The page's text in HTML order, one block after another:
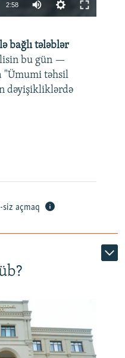
480p
2:58
360p
480p
720p
bağlı tələblər
bu gün —
"Ümumi təhsil
dəyişikliklərdə
siz açmaq